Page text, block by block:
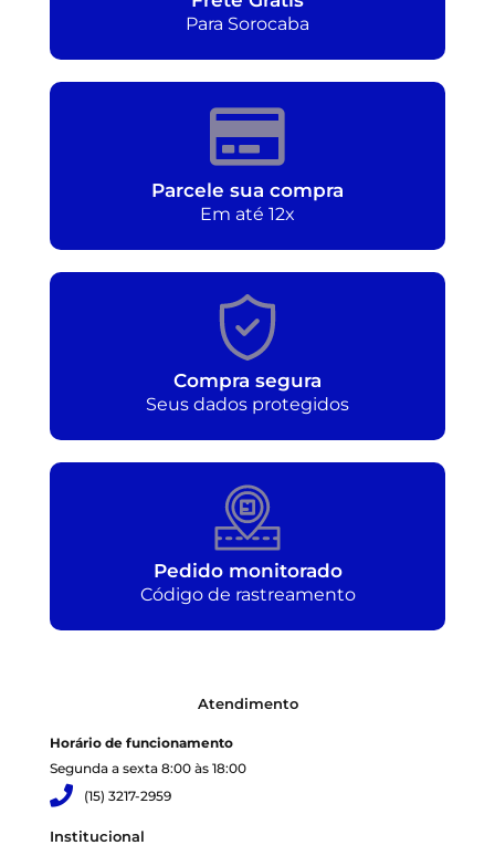
Para Sorocaba
Parcele sua compra
Em até 12x
Compra segura
Seus dados protegidos
Pedido monitorado
Código de rastreamento
Atendimento
Horário de funcionamento
Segunda a sexta 8:00 às 18:00
(15) 3217-2959
Institucional